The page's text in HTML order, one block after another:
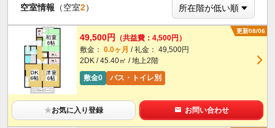
空室情報 （空室2）
更新08/06
49,500円
（共益費：4,500円）
敷金： 0.0ヶ月 / 礼金： 49,500円
2DK / 45.40㎡ / 地上2階
敷金0
バス・トイレ別
★お気に入り登録 お問い合わせ